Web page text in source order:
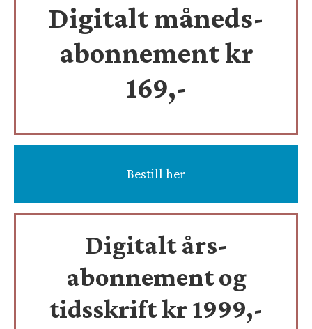
Digitalt måneds-
abonnement kr
169,-
Bestill her
Digitalt års-
abonnement og
tidsskriftkr 1999,-